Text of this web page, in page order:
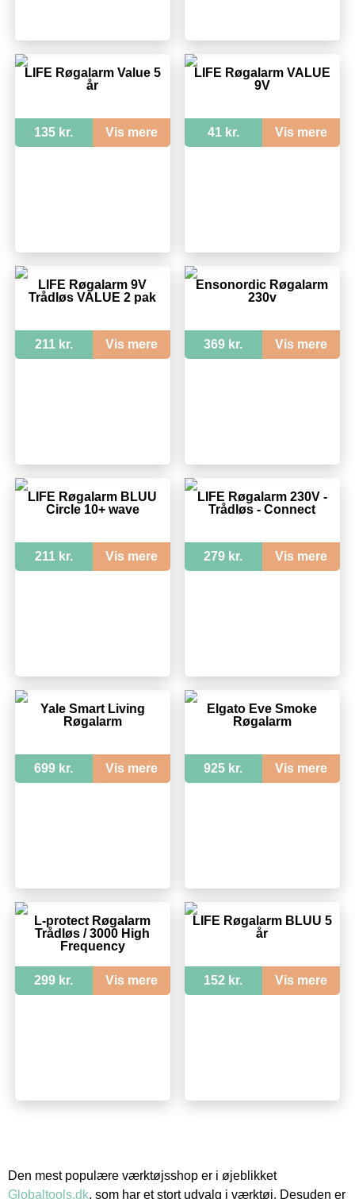
LIFE Røgalarm Value 5
år
135 kr. Vis mere
LIFE Røgalarm VALUE
9V
41 kr. Vis mere
LIFE Røgalarm 9V
Trådløs VALUE 2 pak
211 kr. Vis mere
Ensonordic Røgalarm
230v
369 kr. Vis mere
LIFE Røgalarm BLUU
Circle 10+ wave
211 kr. Vis mere
LIFE Røgalarm 230V -
Trådløs - Connect
279 kr. Vis mere
Yale Smart Living
Røgalarm
699 kr. Vis mere
Elgato Eve Smoke
Røgalarm
925 kr. Vis mere
L-protect Røgalarm
Trådløs / 3000 High
Frequency
299 kr. Vis mere
LIFE Røgalarm BLUU 5
år
152 kr. Vis mere
Den mest populære værktøjsshop er i øjeblikket
Globaltools.dk, som har et stort udvalg i værktøj. Desuden er